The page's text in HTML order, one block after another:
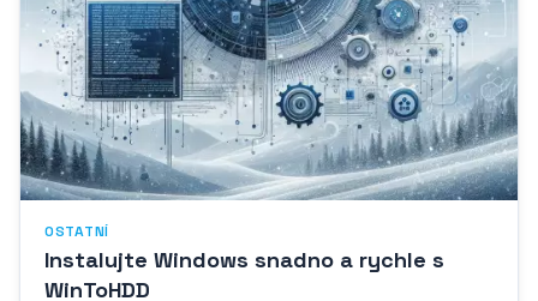
OSTATNÍ
Instalujte Windows snadno a rychle s
WinToHDD